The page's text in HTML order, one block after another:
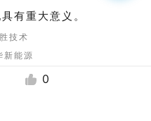
有重大意义。
技术
能源
0